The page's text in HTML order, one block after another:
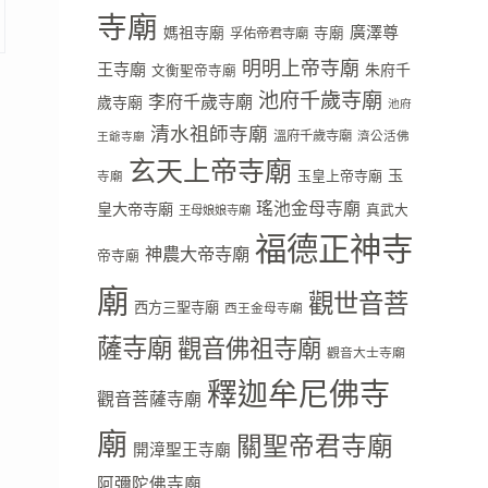
寺廟 媽祖寺廟 孚佑帝君寺廟 寺廟 廣澤尊
王寺廟 文衡聖帝寺廟 明明上帝寺廟 朱府千
歲寺廟 李府千歲寺廟 池府千歲寺廟 池府
王爺寺廟 清水祖師寺廟 溫府千歲寺廟 濟公活佛
寺廟 玄天上帝寺廟 玉皇上帝寺廟 玉
皇大帝寺廟 王母娘娘寺廟 瑤池金母寺廟 真武大
帝寺廟 神農大帝寺廟 福德正神寺
廟 西方三聖寺廟 西王金母寺廟 觀世音菩
薩寺廟觀音佛祖寺廟 觀音大士寺廟
觀音菩薩寺廟 釋迦牟尼佛寺
廟 開漳聖王寺廟 關聖帝君寺廟